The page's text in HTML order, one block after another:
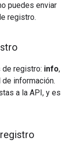
puedes enviar
registro.
registro: info,
información.
a la API, y es